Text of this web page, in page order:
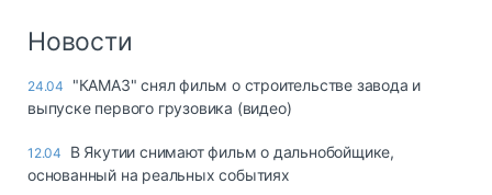
Новости
24.04
"КАМАЗ" снял фильм о строительстве завода и
выпуске первого грузовика (видео)
12.04
В Якутии снимают фильм о дальнобойщике,
основанный на реальных событиях